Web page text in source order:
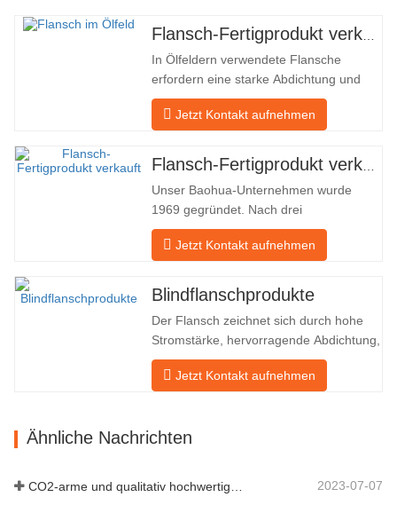
In Ölfeldern verwendete Flansche
erfordern eine starke Abdichtung und
hohe Qualität. Unser Unternehmen in
Baohua verarbeitet seit vielen Jahren
indirekt ins Ausland – nach Deutschland
und Russland. Da die inländische
Industrie nicht ideal ist, möchten wir…
Jetzt Kontakt aufnehmen
Unser Baohua-Unternehmen wurde
1969 gegründet. Nach drei
Generationen harter Arbeit umfasst es
nun eine Fläche von 50.000 ㎡ und
25.000 ㎡. Es gibt 260 Mitarbeiter und
46 Ingenieure. Die jährliche Produktion
von Schmiedestücken beträgt 30.000
Tonnen. Hauptsächlich…
Jetzt Kontakt aufnehmen
Blindflanschprodukte
Der Flansch zeichnet sich durch hohe
Stromstärke, hervorragende Abdichtung,
praktische Wartung, robuste
Anpassungsfähigkeit und
Faktor im Rohrleitungssystem macht.
Jetzt Kontakt aufnehmen
Ähnliche Nachrichten
CO2-arme und qualitativ hochwertige Entwicklung 2023-07-07